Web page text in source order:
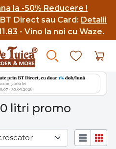
la -50% Reducere !
Direct sau Card: Detalii
- Vino la noi cu Waze.
litri promo